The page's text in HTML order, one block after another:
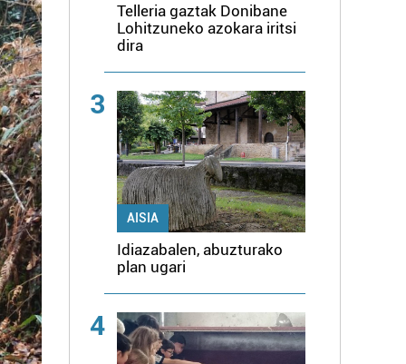
Telleria gaztak Donibane
Lohitzuneko azokara iritsi
dira
3
AISIA
Idiazabalen, abuzturako
plan ugari
4